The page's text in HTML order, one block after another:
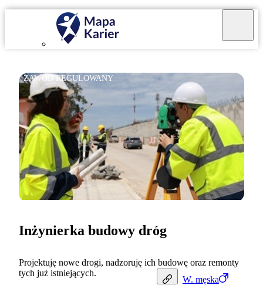
ZAWÓD REGULOWANY
W. męska
Inżynierka budowy dróg
Projektuję nowe drogi, nadzoruję ich budowę oraz remonty
tych już istniejących.